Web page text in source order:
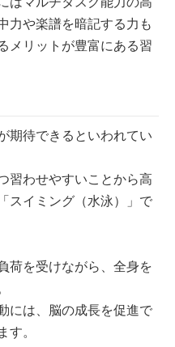
力や楽譜を暗記する力も
メリットが豊富にある習
期待できるといわれてい
習わせやすいことから高
スイミング（水泳）」で
荷を受けながら、全身を
には、脳の成長を促進で
す。